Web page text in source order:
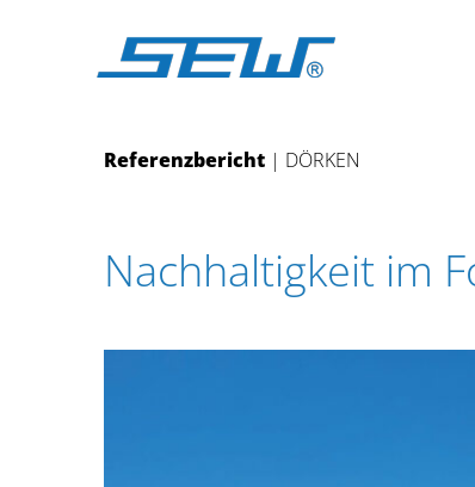
Referenzbericht| DÖRKEN
Nachhaltigkeit im